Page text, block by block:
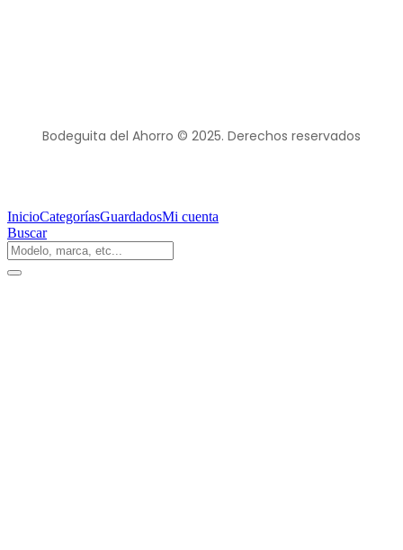
Bodeguita del Ahorro © 2025. Derechos reservados
InicioCategoríasGuardadosMi cuenta
Buscar